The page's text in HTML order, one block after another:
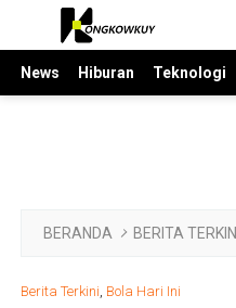
Langsung
News
Hiburan Teknologi
BERANDA BERITA TERKINI
Berita Terkini, Bola Hari Ini